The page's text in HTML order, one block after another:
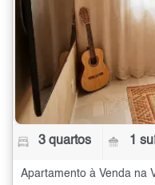
3 quartos 1
Apartamento à Venda na